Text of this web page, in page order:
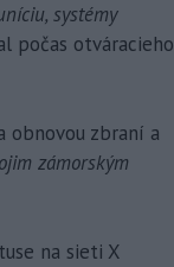
systémy
počas otváracieho
obnovou zbraní a
zámorským
na sieti X